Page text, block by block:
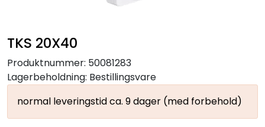
TKS 20X40
Produktnummer: 50081283
Lagerbeholdning: Bestillingsvare
normal leveringstid ca. 9 dager (med forbehold)